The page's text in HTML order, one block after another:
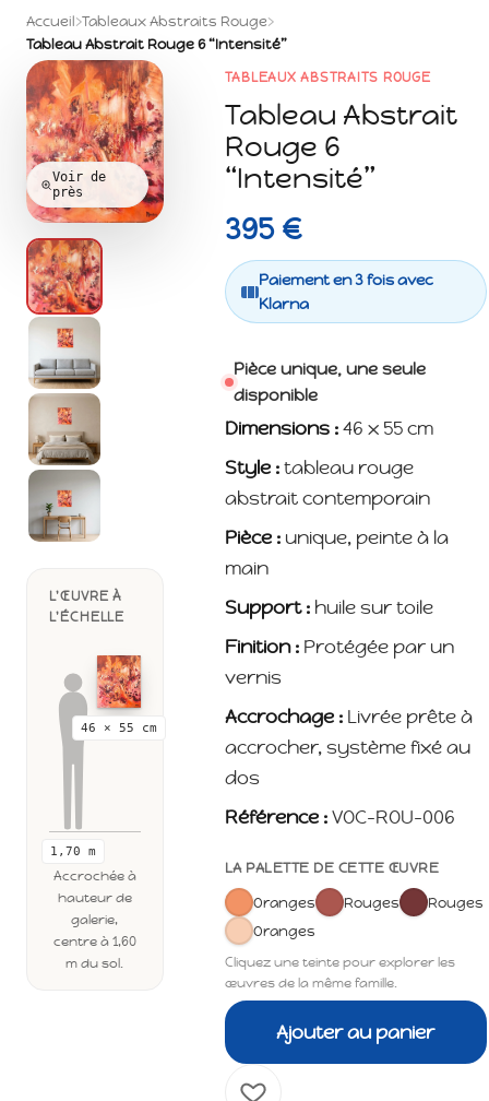
Accueil›Tableaux Abstraits Rouge›
Tableau Abstrait Rouge 6 “Intensité”
Voir de
près
L'ŒUVRE À
L'ÉCHELLE
1,70 m
46 × 55 cm
Accrochée à
hauteur de
galerie,
centre à 1,60
m du sol.
TABLEAUX ABSTRAITS ROUGE
Tableau Abstrait
Rouge 6
“Intensité”
395 €
Paiement en 3 fois avec
Klarna
Pièce unique, une seule
disponible
Dimensions :46 x 55 cm
Style :tableau rouge
abstrait contemporain
Pièce :unique, peinte à la
main
Support :huile sur toile
Finition :Protégée par un
vernis
Accrochage :Livrée prête à
accrocher, système fixé au
dos
Référence :VOC-ROU-006
LA PALETTE DE CETTE ŒUVRE
Oranges
Rouges
Rouges
Oranges
Cliquez une teinte pour explorer les
œuvres de la même famille.
Ajouter au panier